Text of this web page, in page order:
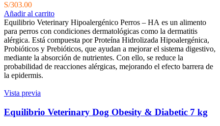
S/303.00
Añadir al carrito
Equilibrio Veterinary Hipoalergénico Perros – HA es un alimento
para perros con condiciones dermatológicas como la dermatitis
alérgica. Está compuesta por Proteína Hidrolizada Hipoalergénica,
Probióticos y Prebióticos, que ayudan a mejorar el sistema digestivo,
mediante la absorción de nutrientes. Con ello, se reduce la
probabilidad de reacciones alérgicas, mejorando el efecto barrera de
la epidermis.
Vista previa
Equilibrio Veterinary Dog Obesity & Diabetic 7 kg